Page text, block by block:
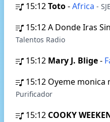
15:12Toto-Africa -
15:12A Donde Iras
Talentos Radio
15:12 Mary J. Blige-
15:12 Oyeme monica
Purificador
15:12 COOKY